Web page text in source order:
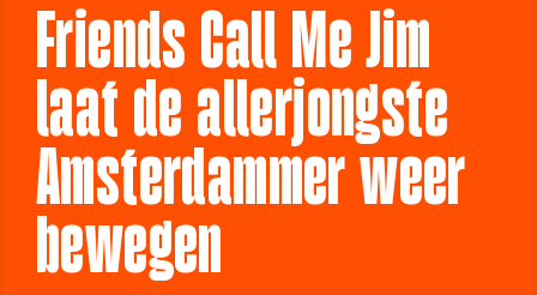
Friends Call Me Jim
laat de allerjongste
Amsterdammer weer
bewegen